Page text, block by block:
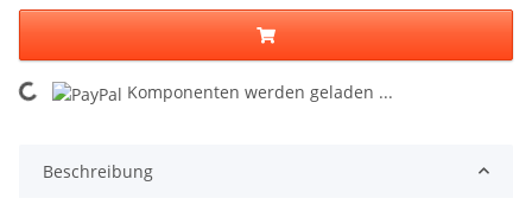
Komponenten werden geladen ...
Beschreibung